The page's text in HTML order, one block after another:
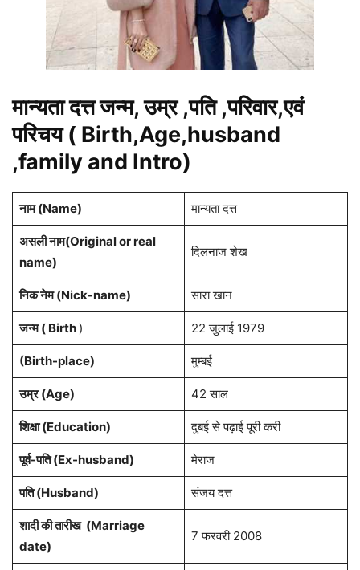
मान्यता दत्त जन्म, उम्र ,पति ,परिवार,एवं
परिचय ( Birth,Age,husband
,family and Intro)
नाम (Name) मान्यता दत्त
असली नाम(Original or real
name)
दिलनाज शेख
निक नेम (Nick-name) सारा खान
जन्म ( Birth ) 22 जुलाई 1979
(Birth-place) मुम्बई
उम्र (Age) 42 साल
शिक्षा (Education) दुबई से पढ़ाई पूरी करी
पूर्व-पति (Ex-husband) मेराज
पति (Husband) संजय दत्त
शादी की तारीख (Marriage
date)
7 फरवरी 2008